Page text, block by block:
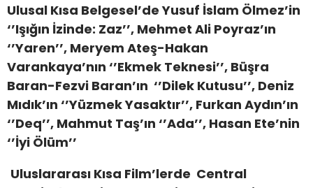
Ulusal Kısa Belgesel’de Yusuf İslam Ölmez’in
‘’Işığın İzinde: Zaz’’, Mehmet Ali Poyraz’ın
‘’Yaren’’, Meryem Ateş-Hakan
Varankaya’nın ‘’Ekmek Teknesi’’, Büşra
Baran-Fezvi Baran’ın ‘’Dilek Kutusu’’, Deniz
Mıdık’ın ‘’Yüzmek Yasaktır’’, Furkan Aydın’ın
‘’Deq’’, Mahmut Taş’ın ‘’Ada’’, Hasan Ete’nin
‘’İyi Ölüm’’
Uluslararası Kısa Film’lerde Central